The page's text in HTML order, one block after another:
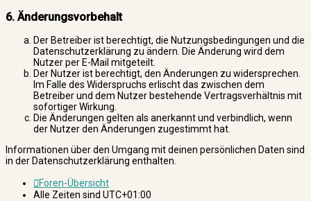
6. Änderungsvorbehalt
Der Betreiber ist berechtigt, die Nutzungsbedingungen und die
Datenschutzerklärung zu ändern. Die Änderung wird dem
Nutzer per E-Mail mitgeteilt.
Der Nutzer ist berechtigt, den Änderungen zu widersprechen.
Im Falle des Widerspruchs erlischt das zwischen dem
Betreiber und dem Nutzer bestehende Vertragsverhältnis mit
sofortiger Wirkung.
Die Änderungen gelten als anerkannt und verbindlich, wenn
der Nutzer den Änderungen zugestimmt hat.
Informationen über den Umgang mit deinen persönlichen Daten sind
in der Datenschutzerklärung enthalten.
Foren-Übersicht
Alle Zeiten sind UTC+01:00